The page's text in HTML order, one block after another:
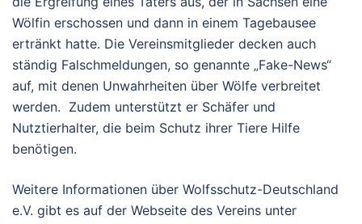
Wölfin erschossen und dann in einem Tagebausee
ertränkt hatte. Die Vereinsmitglieder decken auch
ständig Falschmeldungen, so genannte „Fake-News“
auf, mit denen Unwahrheiten über Wölfe verbreitet
werden. Zudem unterstützt er Schäfer und
Nutztierhalter, die beim Schutz ihrer Tiere Hilfe
benötigen.
Weitere Informationen über Wolfsschutz-Deutschland
e.V. gibt es auf der Webseite des Vereins unter